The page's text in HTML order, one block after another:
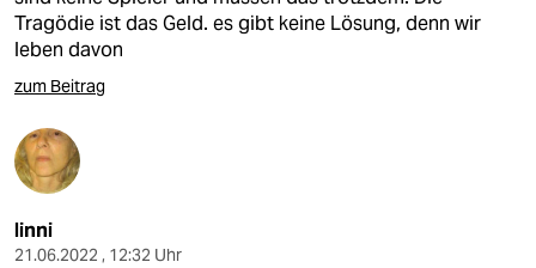
Tragödie ist das Geld. es gibt keine Lösung, denn wir
leben davon
zum Beitrag
linni
21.06.2022 , 12:32 Uhr